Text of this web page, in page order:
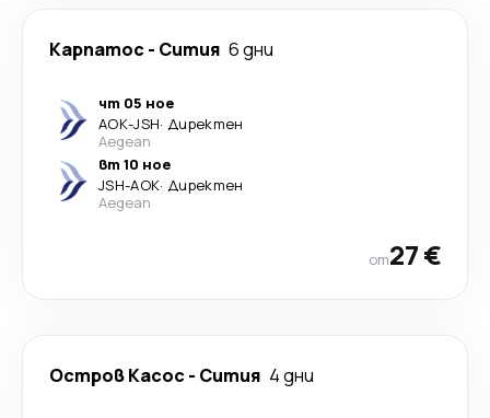
Карпатос - Сития 6 дни
чт 05 ное
AOK-JSH· Директен
Aegean
вт 10 ное
JSH-AOK· Директен
Aegean
от27 €
Остров Касос - Сития 4 дни